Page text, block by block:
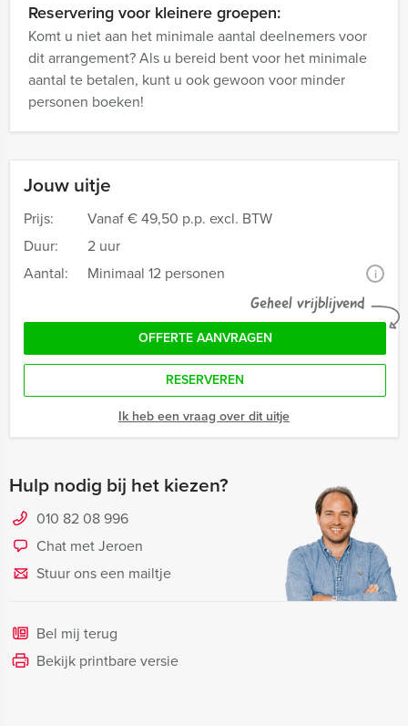
Jouw uitje
Prijs: Vanaf€ 49,50 p.p. excl. BTW
Duur:
2 uur
Aantal:
Minimaal 12 personen i
Geheel vrijblijvend
OFFERTE AANVRAGEN
RESERVEREN
Ik heb een vraag over dit uitje
Hulp nodig bij het kiezen?
010 82 08 996
Chat met Jeroen
Stuur ons een mailtje
Bel mij terug
Bekijk printbare versie
Reservering voor kleinere groepen:
Komt u niet aan het minimale aantal deelnemers voor
dit arrangement? Als u bereid bent voor het minimale
aantal te betalen, kunt u ook gewoon voor minder
personen boeken!